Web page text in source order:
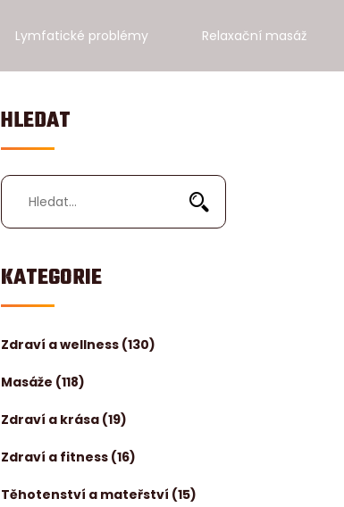
Lymfatické problémy Relaxační masáž
HLEDAT
KATEGORIE
Zdraví a wellness (130)
Masáže (118)
Zdraví a krása (19)
Zdraví a fitness (16)
Těhotenství a mateřství (15)